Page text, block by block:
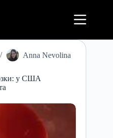
Anna Nevolina
у США